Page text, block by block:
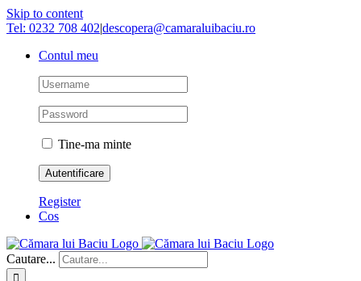
Skip to content
Tel: 0232 708 402|descopera@camaraluibaciu.ro
Contul meu
Tine-ma minte
Register
Cos
Cautare...